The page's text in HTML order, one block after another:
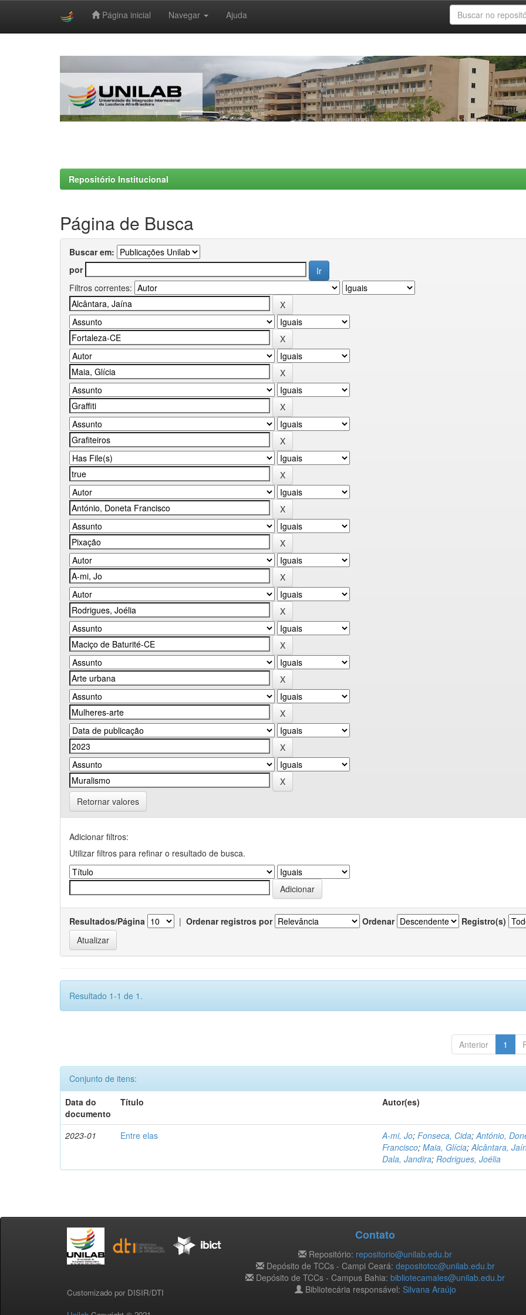
Página inicial Navegar Ajuda
Repositório Institucional
Página de Busca
Buscar em:
por
Filtros correntes:
Retornar valores
Adicionar filtros:
Utilizar filtros para refinar o resultado de busca.
Resultados/Página | Ordenar registros por Ordenar Registro(s)
Resultado 1-1 de 1.
Anterior 1
Conjunto de itens:
Data do
documento
Título Autor(es)
2023-01 Entre elas A-mi, Jo;Fonseca, Cida;António,
Francisco;Maia, Glícia;Alcântara,
Dala, Jandira;Rodrigues, Joélia
Customizado por DISIR/DTI
Contato
Repositório: repositorio@unilab.edu.br
Depósito de TCCs - Campi Ceará: depositotcc@unilab.edu.br
Depósito de TCCs - Campus Bahia: bibliotecamales@unilab.edu.br
Bibliotecária responsável: Silvana Araújo